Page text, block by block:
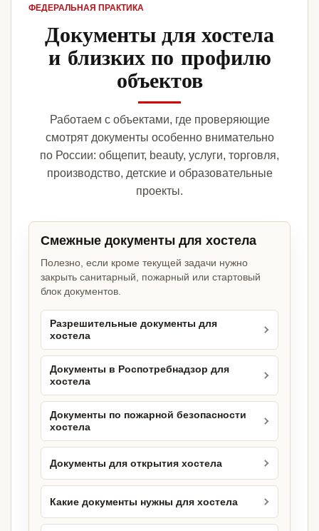
ФЕДЕРАЛЬНАЯ ПРАКТИКА
Документы для хостела
и близких по профилю
объектов
Работаем с объектами, где проверяющие
смотрят документы особенно внимательно
по России: общепит, beauty, услуги, торговля,
производство, детские и образовательные
проекты.
Смежные документы для хостела
Полезно, если кроме текущей задачи нужно
закрыть санитарный, пожарный или стартовый
блок документов.
Разрешительные документы для
хостела
Документы в Роспотребнадзор для
хостела
Документы по пожарной безопасности
хостела
Документы для открытия хостела
Какие документы нужны для хостела